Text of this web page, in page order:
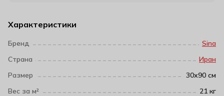
Характеристики
Бренд
Sina
Страна
Иран
Размер
30х90 см
Вес за м²
21 кг